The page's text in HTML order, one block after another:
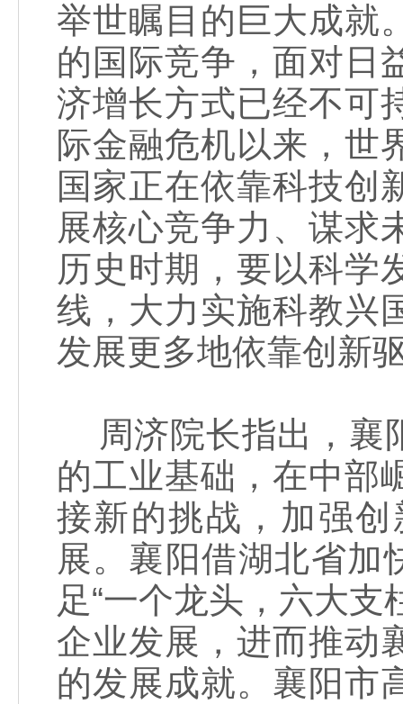
举世瞩目的巨大成就
的国际竞争，面对日
济增长方式已经不可
际金融危机以来，世
国家正在依靠科技创
展核心竞争力、谋求
历史时期，要以科学
线，大力实施科教兴
发展更多地依靠创新
周济院长指出，襄
的工业基础，在中部
接新的挑战，加强
展。襄阳借湖北省加
足“一个龙头，六大
企业发展，进而推动
的发展成就。襄阳市